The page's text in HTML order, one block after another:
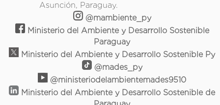
Asunción, Paraguay.
@mambiente_py
Ministerio del Ambiente y Desarrollo Sostenible
Paraguay
Ministerio del Ambiente y Desarrollo Sostenible Py
@mades_py
@ministeriodelambientemades9510
Ministerio del Ambiente y Desarrollo Sostenible de